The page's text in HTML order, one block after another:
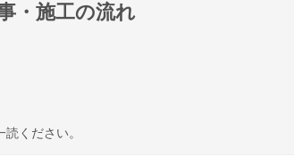
・施工の流れ
ください。